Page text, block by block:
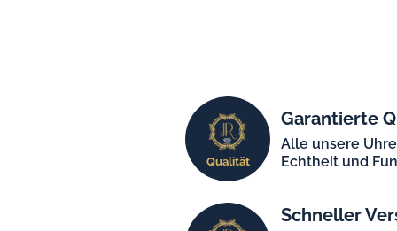
Qualität
Garantierte
Alle unsere
Echtheit und
Schneller